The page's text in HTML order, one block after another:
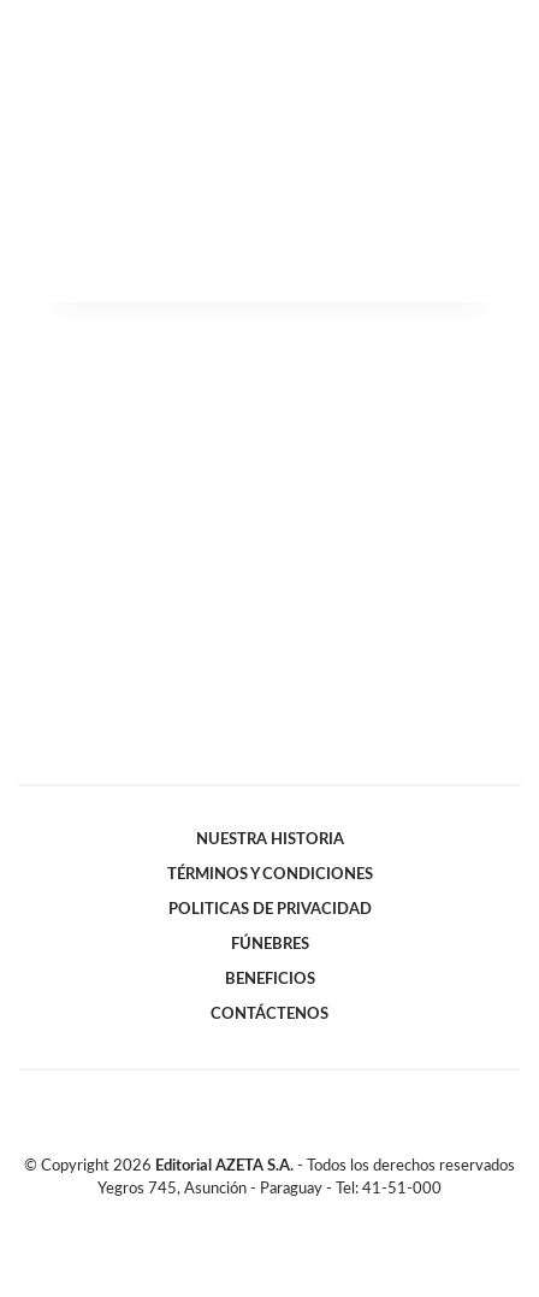
NUESTRA HISTORIA
TÉRMINOS Y CONDICIONES
POLITICAS DE PRIVACIDAD
FÚNEBRES
BENEFICIOS
CONTÁCTENOS
© Copyright 2026 Editorial AZETA S.A. - Todos los derechos reservados
Yegros 745, Asunción - Paraguay - Tel: 41-51-000